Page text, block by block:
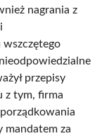
nagrania z
przepisy
z tym, firma
mandatem za